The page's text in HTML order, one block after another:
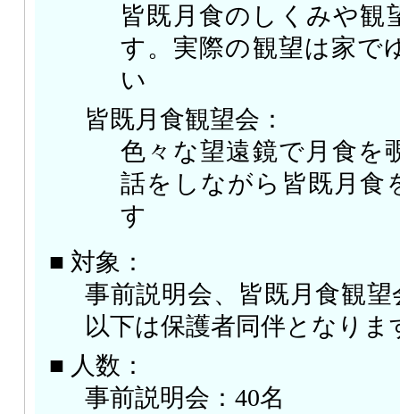
皆既月食のしくみや観
す。実際の観望は家で
い
皆既月食観望会：
色々な望遠鏡で月食を
話をしながら皆既月食
す
■ 対象：
事前説明会、皆既月食観
以下は保護者同伴となりま
■ 人数：
事前説明会：40名